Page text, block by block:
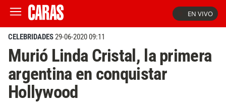
EN VIVO
CELEBRIDADES29-06-2020 09:11
Murió Linda Cristal, la primera
argentina en conquistar
Hollywood